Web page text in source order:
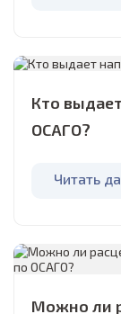
Кто
ОСАГО?
Читать
Можно ли